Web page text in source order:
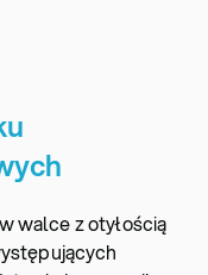
walce z otyłością